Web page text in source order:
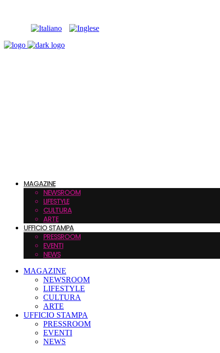
MAGAZINE
NEWSROOM
LIFESTYLE
CULTURA
ARTE
UFFICIO STAMPA
PRESSROOM
EVENTI
NEWS
MAGAZINE
NEWSROOM
LIFESTYLE
CULTURA
ARTE
UFFICIO STAMPA
PRESSROOM
EVENTI
NEWS